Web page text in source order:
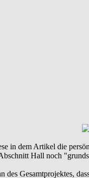
in dem Artikel die
Hall noch
Gesamtprojektes,